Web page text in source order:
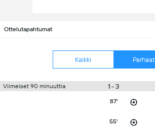
Ottelutapahtumat
Kaikki Parhaat
Viimeiset 90 minuuttia 1 - 3
87'
55'